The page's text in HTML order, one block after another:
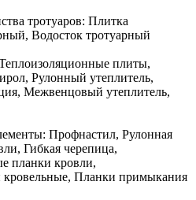
тротуаров: Плитка
Водосток тротуарный
плиты,
Рулонный утеплитель,
Межвенцовый утеплитель,
Профнастил, Рулонная
Гибкая черепица,
планки кровли,
Планки примыкания